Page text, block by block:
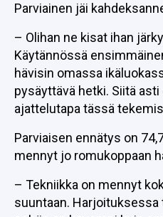
Parviainen jäi
– Olihan ne kisat ihan
Käytännössä
hävisin omassa
pysäyttävä hetki. Siitä
ajattelutapa tässä
Parviaisen ennätys on
mennyt jo romukoppaan
– Tekniikka on mennyt
suuntaan. Harjoituksessa